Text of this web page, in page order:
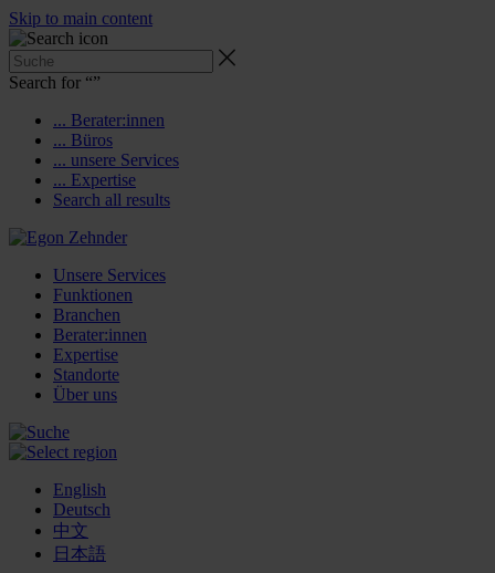
Skip to main content
Search for “”
... Berater:innen
... Büros
... unsere Services
... Expertise
Search all results
Unsere Services
Funktionen
Branchen
Berater:innen
Expertise
Standorte
Über uns
English
Deutsch
中文
日本語